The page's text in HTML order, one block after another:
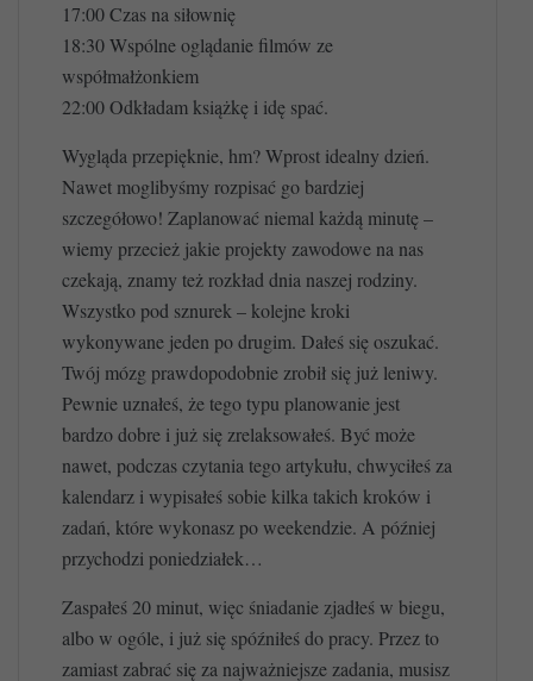
17:00 Czas na siłownię
18:30 Wspólne oglądanie filmów ze
współmałżonkiem
22:00 Odkładam książkę i idę spać.
Wygląda przepięknie, hm? Wprost idealny dzień.
Nawet moglibyśmy rozpisać go bardziej
szczegółowo! Zaplanować niemal każdą minutę –
wiemy przecież jakie projekty zawodowe na nas
czekają, znamy też rozkład dnia naszej rodziny.
Wszystko pod sznurek – kolejne kroki
wykonywane jeden po drugim. Dałeś się oszukać.
Twój mózg prawdopodobnie zrobił się już leniwy.
Pewnie uznałeś, że tego typu planowanie jest
bardzo dobre i już się zrelaksowałeś. Być może
nawet, podczas czytania tego artykułu, chwyciłeś za
kalendarz i wypisałeś sobie kilka takich kroków i
zadań, które wykonasz po weekendzie. A później
przychodzi poniedziałek…
Zaspałeś 20 minut, więc śniadanie zjadłeś w biegu,
albo w ogóle, i już się spóźniłeś do pracy. Przez to
zamiast zabrać się za najważniejsze zadania, musisz